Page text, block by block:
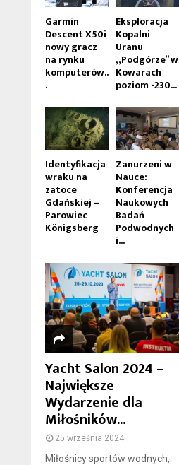
Garmin
Descent X50i
nowy gracz
na rynku
komputerów..
.
Eksploracja
Kopalni
Uranu
„Podgórze” w
Kowarach
poziom -230...
Identyfikacja
wraku na
zatoce
Gdańskiej –
Parowiec
Königsberg
Zanurzeni w
Nauce:
Konferencja
Naukowych
Badań
Podwodnych
i...
Yacht Salon 2024 –
Największe
Wydarzenie dla
Miłośników...
25 września 2024
Miłośnicy sportów wodnych,